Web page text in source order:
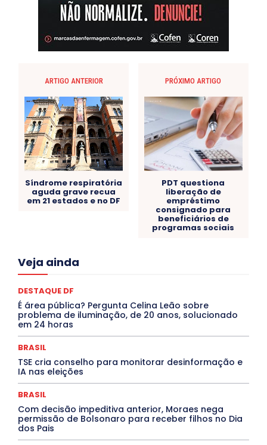
ARTIGO ANTERIOR
Síndrome respiratória
aguda grave recua
em 21 estados e no DF
PRÓXIMO ARTIGO
PDT questiona
liberação de
empréstimo
consignado para
beneficiários de
programas sociais
Veja ainda
Acre
Congressuanas & Esplanadumas
Covid-19
Crônica Política Crônicas
Cultura e Tal
DANÇA Dengue
Denuncia
DESTAQUE BRASIL
DESTAQUE DF
DESTAQUE SAÚDE
DESTAQUES OUTROS
Especial
Espírito Santo ESPORTE
ESTÁGIO
EVENTOS
Febre Oropouche
FILMES
Goiás
Jogos Online
JUDICIÁRIO LITERATURA
Maranhão
Marburg
Mato Grosso
Mato Grosso do Sul
MEIO AMBIENTE
MÚSICA
O Plantonista Opinião Oropouche
Pará
DESTAQUE DF
É área pública? Pergunta Celina Leão sobre
problema de iluminação, de 20 anos, solucionado
em 24 horas
BRASIL
TSE cria conselho para monitorar desinformação e
IA nas eleições
BRASIL
Com decisão impeditiva anterior, Moraes nega
permissão de Bolsonaro para receber filhos no Dia
dos Pais